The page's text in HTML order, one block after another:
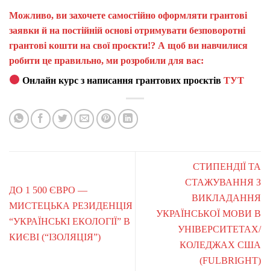
Можливо, ви захочете самостійно оформляти грантові
заявки й на постійній основі отримувати безповоротні
грантові кошти на свої проєкти!? А щоб ви навчилися
робити це правильно, ми розробили для вас:
Онлайн курс з написання грантових проєктівТУТ
ДО 1 500 ЄВРО —
МИСТЕЦЬКА РЕЗИДЕНЦІЯ
“УКРАЇНСЬКІ ЕКОЛОГІЇ” В
КИЄВІ (“ІЗОЛЯЦІЯ”)
СТИПЕНДІЇ ТА
СТАЖУВАННЯ З
ВИКЛАДАННЯ
УКРАЇНСЬКОЇ МОВИ В
УНІВЕРСИТЕТАХ/
КОЛЕДЖАХ США
(FULBRIGHT)